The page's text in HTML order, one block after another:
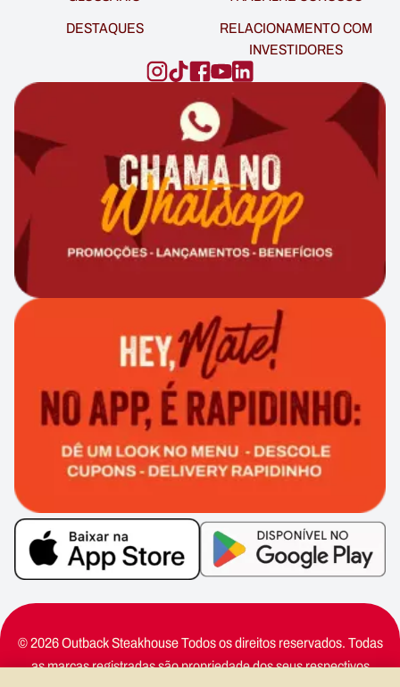
DESTAQUES
RELACIONAMENTO COM
INVESTIDORES
© 2026 Outback Steakhouse Todos os direitos reservados. Todas
as marcas registradas são propriedade dos seus respectivos